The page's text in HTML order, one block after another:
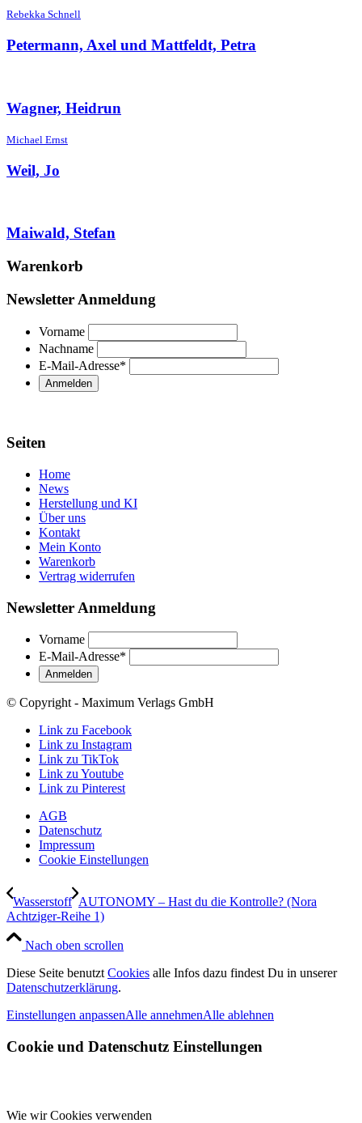
Rebekka Schnell
Petermann, Axel und Mattfeldt, Petra
Wagner, Heidrun
Michael Ernst
Weil, Jo
Maiwald, Stefan
Warenkorb
Newsletter Anmeldung
Vorname
Nachname
E-Mail-Adresse*
Seiten
Home
News
Herstellung und KI
Über uns
Kontakt
Mein Konto
Warenkorb
Vertrag widerrufen
Newsletter Anmeldung
Vorname
E-Mail-Adresse*
© Copyright - Maximum Verlags GmbH
Link zu Facebook
Link zu Instagram
Link zu TikTok
Link zu Youtube
Link zu Pinterest
AGB
Datenschutz
Impressum
Cookie Einstellungen
Wasserstoff AUTONOMY – Hast du die Kontrolle? (Nora
Achtziger-Reihe 1)
Nach oben scrollen
Diese Seite benutztCookies alle Infos dazu findest Du in unserer
Datenschutzerklärung.
Einstellungen anpassenAlle annehmenAlle ablehnen
Cookie und Datenschutz Einstellungen
Wie wir Cookies verwenden